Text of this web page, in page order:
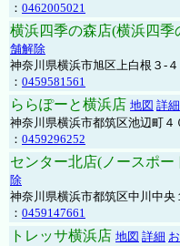
： 0462005021
横浜四季の森店(横浜四季
舗解除
神奈川県横浜市旭区上白根３-４
： 0459581561
ららぽーと横浜店 地図 詳細
神奈川県横浜市都筑区池辺町４
： 0459296252
センター北店(ノースポー
除
神奈川県横浜市都筑区中川中央
： 0459147661
トレッサ横浜店 地図 詳細